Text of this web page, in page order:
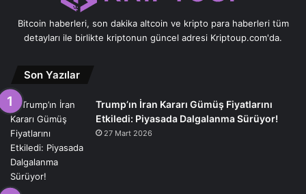
Bitcoin haberleri, son dakika altcoin ve kripto para haberleri tüm
detayları ile birlikte kriptonun güncel adresi Kriptoup.com'da.
Son Yazılar
Trump’ın İran Kararı Gümüş Fiyatlarını
Etkiledi: Piyasada Dalgalanma Sürüyor!
27 Mart 2026